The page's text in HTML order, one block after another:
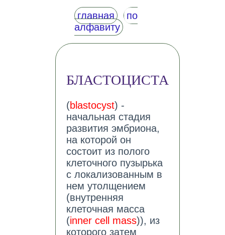
главная
по
алфавиту
БЛАСТОЦИСТА
(blastocyst) -
начальная стадия
развития эмбриона,
на которой он
состоит из полого
клеточного пузырька
с локализованным в
нем утолщением
(внутренняя
клеточная масса
(inner cell mass)), из
которого затем